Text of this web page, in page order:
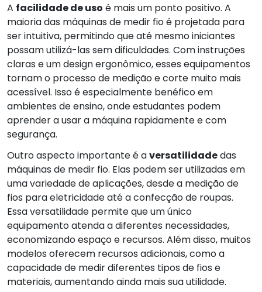
A facilidade de uso é mais um ponto positivo. A
maioria das máquinas de medir fio é projetada para
ser intuitiva, permitindo que até mesmo iniciantes
possam utilizá-las sem dificuldades. Com instruções
claras e um design ergonômico, esses equipamentos
tornam o processo de medição e corte muito mais
acessível. Isso é especialmente benéfico em
ambientes de ensino, onde estudantes podem
aprender a usar a máquina rapidamente e com
segurança.
Outro aspecto importante é aversatilidadedas
máquinas de medir fio. Elas podem ser utilizadas em
uma variedade de aplicações, desde a medição de
fios para eletricidade até a confecção de roupas.
Essa versatilidade permite que um único
equipamento atenda a diferentes necessidades,
economizando espaço e recursos. Além disso, muitos
modelos oferecem recursos adicionais, como a
capacidade de medir diferentes tipos de fios e
materiais, aumentando ainda mais sua utilidade.